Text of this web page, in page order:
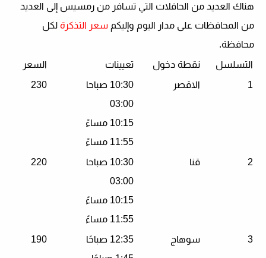
هناك العديد من الحافلات التي تسافر من رمسيس إلى العديد
من المحافظات على مدار اليوم وإليكم سعر التذكرة لكل
محافظة.
التسلسل
نقطة دخول تعيينات
السعر
1
الاقصر
10:30 صباحا
03:00
10:15 مساءً
11:55 مساءً
230
2 قنا
10:30 صباحا
03:00
10:15 مساءً
11:55 مساءً
220
3 سوهاج
12:35 صباحًا
190